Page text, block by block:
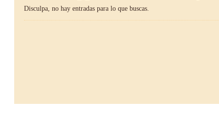
Disculpa, no hay entradas para lo que buscas.